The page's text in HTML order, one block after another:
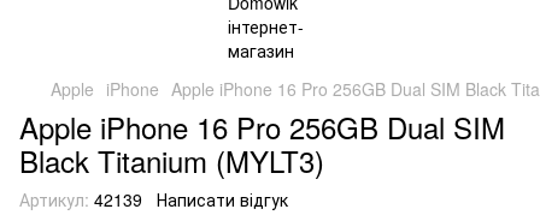
Apple iPhone Apple iPhone 16 Pro 256GB Dual SIM Black
Apple iPhone 16 Pro 256GB Dual SIM
Black Titanium (MYLT3)
Артикул: 42139 Написати відгук